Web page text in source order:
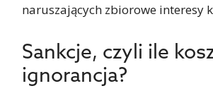
naruszających zbiorowe interesy
Sankcje, czyli ile
ignorancja?